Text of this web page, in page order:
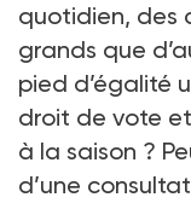
quotidien, des
grands que
pied d’égalité
droit de vote
à la saison ?
d’une